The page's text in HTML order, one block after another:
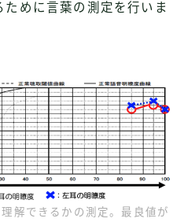
めに言葉の測定を行いま
解できるかの測定。最良値が